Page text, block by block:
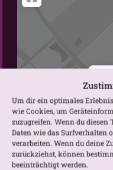
Um dir ein optimales
wie Cookies, um
zuzugreifen. Wenn du
Daten wie das Surfverhalten
verarbeiten. Wenn du deine
zurückziehst, können
beeinträchtigt werden.